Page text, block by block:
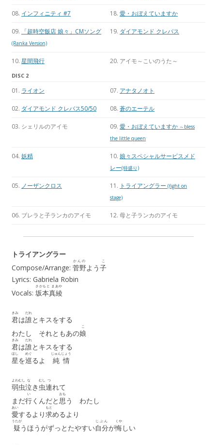
08. インフィニティ #7 18. 愛・おぼえていますか
09. 「超時空飯店 娘々」CMソング
(Ranka Version)
19. ダイアモンド クレバス
10. 星間飛行 20. アイモ～こいのうた～
DISC 2
01. ライオン 07. アナタノオト
02. ダイアモンド クレバス50/50 08. 蒼のエーテル
03. シェリルのアイモ 09. 愛・おぼえていますか ～bless
the little queen
04. 妖精 10. 娘々スペシャルサービスメド
レー(特盛り)
05. ノーザンクロス 11. トライアングラー (fight on
stage)
06. ブレラと子ランカのアイモ 12. 母と子ランカのアイモ
トライアングラー
Compose/Arrange: 菅野
かんの
よう子
こ
Lyrics: Gabriela Robin
Vocals: 坂本真綾
さかもと まあや
君
きみ
は誰
だれ
とキスをする
わたし それともあの娘
こ
君
きみ
は誰
だれ
とキスをする
星
ほし
を巡
めぐ
るよ 純情
じゅんじょう
弱虫
よわむし
泣
な
き 虫
むし
連
つ
れて
まだ行
い
くんだと思
おも
う わたし
愛
あい
するより求
もと
めるより
疑
うたが
うほうがずっとたやすい自分
じぶん
が悔
くや
しい